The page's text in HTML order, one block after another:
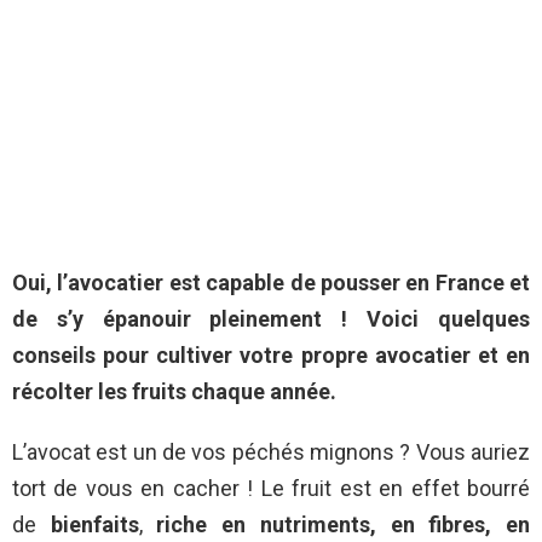
Oui, l’avocatier est capable de pousser en France et
de s’y épanouir pleinement ! Voici quelques
conseils pour cultiver votre propre avocatier et en
récolter les fruits chaque année.
L’avocat est un de vos péchés mignons ? Vous auriez
tort de vous en cacher ! Le fruit est en effet bourré
de bienfaits, riche en nutriments, en fibres, en